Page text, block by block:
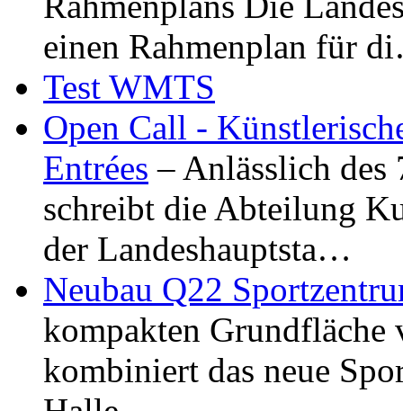
einen Rahmenplan für
Test WMTS
Open Call -
Entrées – Anlässlich
schreibt die Abteilung
der Landeshauptsta…
Neubau Q22
kompakten Grundfläche
kombiniert das neue